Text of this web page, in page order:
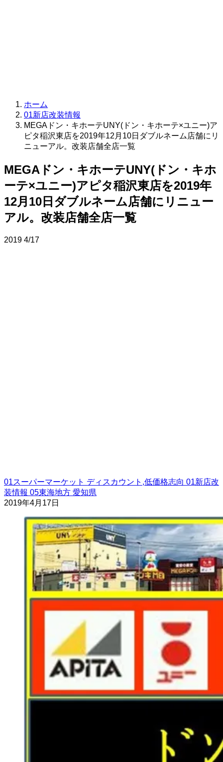
ホーム
01新店改装情報
MEGAドン・キホーテUNY(ドン・キホーテ×ユニー)ア
ピタ稲沢東店を2019年12月10日ダブルネーム店舗にリ
ニューアル。改装店舗全店一覧
MEGAドン・キホーテUNY(ドン・キホ
ーテ×ユニー)アピタ稲沢東店を2019年
12月10日ダブルネーム店舗にリニュー
アル。改装店舗全店一覧
2019 4/17
01スーパーマーケット ディスカウント,低価格志向 01新店改
装情報 05東海地方 愛知県
2019年4月17日